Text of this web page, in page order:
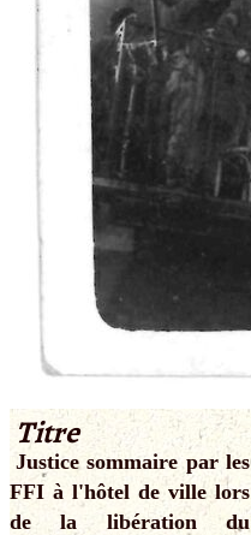
Titre
Justice sommaire par les
FFI à l'hôtel de ville lors
de la libération du